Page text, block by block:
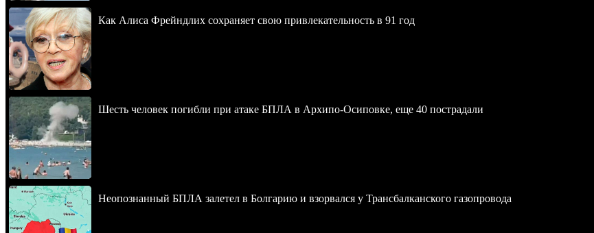
Как Алиса Фрейндлих сохраняет свою привлекательность в 91 год
Шесть человек погибли при атаке БПЛА в Архипо-Осиповке, еще 40 пострадали
Неопознанный БПЛА залетел в Болгарию и взорвался у Трансбалканского газопровода